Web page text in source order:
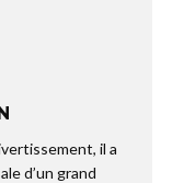
il a
d’un grand